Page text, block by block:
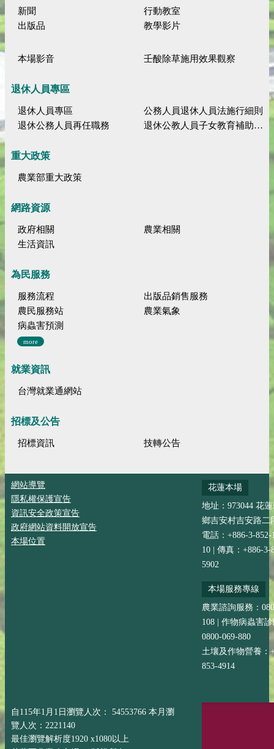
新聞
行動教室
出版品
教學影片
本場影音 壬酸除草施用效果觀察
退休人員專區
退休人員專區
公務人員退休人員法施行細則
退休公務人員再任職務
退休公教人員子女教育補助規定
重大政策
農業部重大政策
網路資源
政府相關
農業相關
生活資訊
為民服務
服務流程
出版品銷售服務
農民服務站
農業氣象
病蟲害預測
more
就業資訊
台灣就業通網站
招標及公告
招標資訊 技轉公告
網站導覽
隱私權保護宣告
資訊安全政策宣告
政府網站資料開放宣告
本場位置
花蓮本場
地址：973044 花
鄉吉安村吉安路二
電話：+886-3-852-
10 | 傳真：+886-3-
5902
本場服務專線
農業諮詢服務：
108 | 作物病蟲害
0800-069-880
土壤及作物營養：
853-4914
自115年1月1日瀏覽人次： 54553766 本月瀏
覽人次：2221140
最佳瀏覽解析度1920 x1080以上